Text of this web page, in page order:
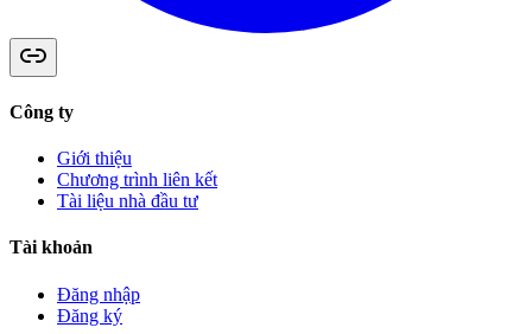
Công ty
Giới thiệu
Chương trình liên kết
Tài liệu nhà đầu tư
Tài khoản
Đăng nhập
Đăng ký